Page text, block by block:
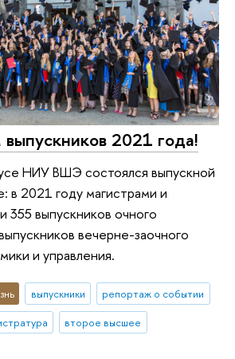
2021 года!
НИУ ВШЭ состоялся выпускной
в 2021 году магистрами и
355 выпускников очного
вечерне-заочного
и управления.
выпускники
репортаж о событии
второе высшее